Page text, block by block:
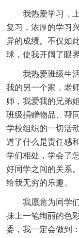
我热爱学习，
复习，浓厚的学习
异的成绩。不仅如
球，使我开阔了眼
我热爱班级生
我的另一个家，老
师，我爱我的兄弟
班级捐赠物品、帮
学校组织的一切活
道了什么是责任感
学们相处，学会了
好同学之间的关系
给我无穷的乐趣。
我愿意为同学
抹上一笔绚丽的色
委，我一定会做到